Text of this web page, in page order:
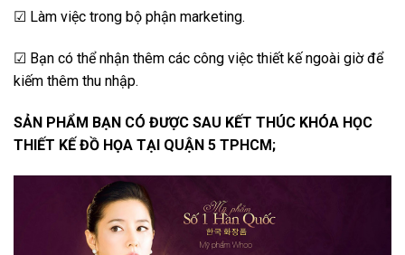
☑ Làm việc trong bộ phận marketing.
☑ Bạn có thể nhận thêm các công việc thiết kế ngoài giờ để
kiếm thêm thu nhập.
SẢN PHẨM BẠN CÓ ĐƯỢC SAU KẾT THÚC KHÓA HỌC
THIẾT KẾ ĐỒ HỌA TẠI QUẬN 5 TPHCM;